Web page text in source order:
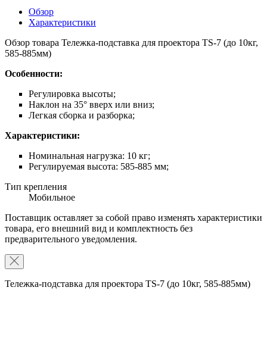
Обзор
Характеристики
Обзор товара Тележка-подставка для проектора TS-7 (до 10кг,
585-885мм)
Особенности:
Регулировка высоты;
Наклон на 35° вверх или вниз;
Легкая сборка и разборка;
Характеристики:
Номинальная нагрузка: 10 кг;
Регулируемая высота: 585-885 мм;
Тип крепления
Мобильное
Поставщик оставляет за собой право изменять характеристики
товара, его внешний вид и комплектность без
предварительного уведомления.
Тележка-подставка для проектора TS-7 (до 10кг, 585-885мм)